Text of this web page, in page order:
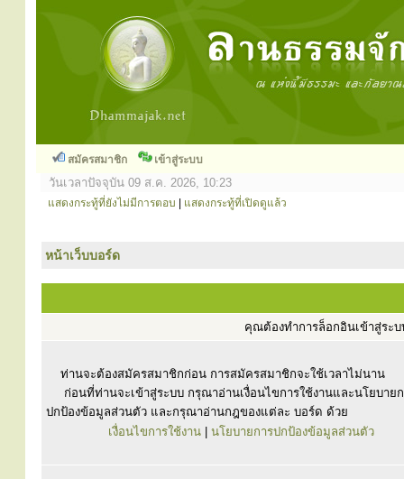
สมัครสมาชิก เข้าสู่ระบบ
วันเวลาปัจจุบัน 09 ส.ค. 2026, 10:23
แสดงกระทู้ที่ยังไม่มีการตอบ แสดงกระทู้ที่เปิดดูแล้ว
หน้าเว็บบอร์ด
คุณต้องทำการล็อกอินเข้าสู่ระ
ท่านจะต้องสมัครสมาชิกก่อน การสมัครสมาชิกจะใช้เวลาไม่นาน
ก่อนที่ท่านจะเข้าสู่ระบบ กรุณาอ่านเงื่อนไขการใช้งานและนโยบาย
ปกป้องข้อมูลส่วนตัว และกรุณาอ่านกฎของแต่ละ บอร์ด ด้วย
เงื่อนไขการใช้งาน
นโยบายการปกป้องข้อมูลส่วนตัว